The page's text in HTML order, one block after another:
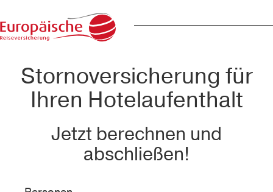
Stornoversicherung für
Ihren Hotelaufenthalt
Jetzt berechnen und
abschließen!